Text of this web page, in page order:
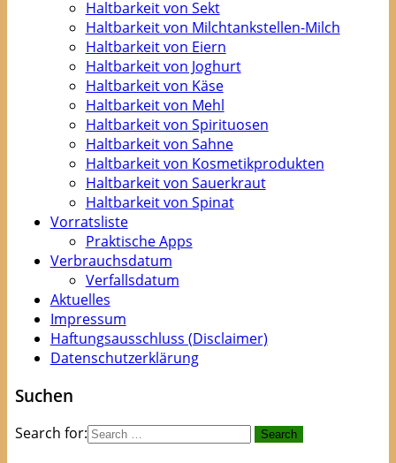
Haltbarkeit von Sekt
Haltbarkeit von Milchtankstellen-Milch
Haltbarkeit von Eiern
Haltbarkeit von Joghurt
Haltbarkeit von Käse
Haltbarkeit von Mehl
Haltbarkeit von Spirituosen
Haltbarkeit von Sahne
Haltbarkeit von Kosmetikprodukten
Haltbarkeit von Sauerkraut
Haltbarkeit von Spinat
Vorratsliste
Praktische Apps
Verbrauchsdatum
Verfallsdatum
Aktuelles
Impressum
Haftungsausschluss (Disclaimer)
Datenschutzerklärung
Suchen
Search for: